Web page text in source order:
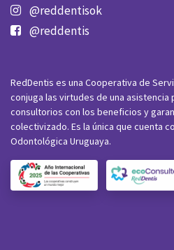
@reddentisok
@reddentis
RedDentis es una Cooperativa de
conjuga las virtudes de una asistencia
consultorios con los beneficios y
colectivizado. Es la única que cuenta
Odontológica Uruguaya.